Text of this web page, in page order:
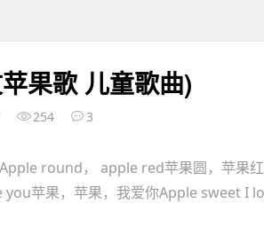
果歌 儿童歌曲)
254 3
round， apple red苹果圆，苹果
苹果，苹果，我爱你Apple sweet I